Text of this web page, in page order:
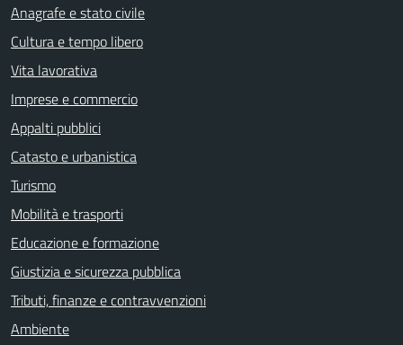
Anagrafe e stato civile
Cultura e tempo libero
Vita lavorativa
Imprese e commercio
Appalti pubblici
Catasto e urbanistica
Turismo
Mobilità e trasporti
Educazione e formazione
Giustizia e sicurezza pubblica
Tributi, finanze e contravvenzioni
Ambiente